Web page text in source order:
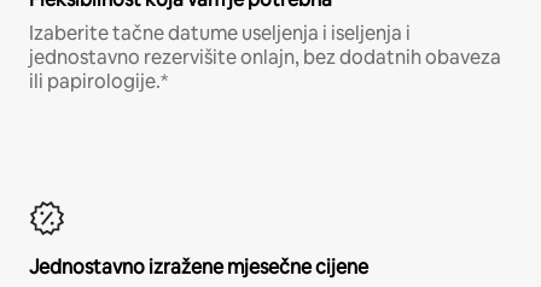
Izaberite tačne datume useljenja i iseljenja i
jednostavno rezervišite onlajn, bez dodatnih obaveza
ili papirologije.*
Jednostavno izražene mjesečne cijene